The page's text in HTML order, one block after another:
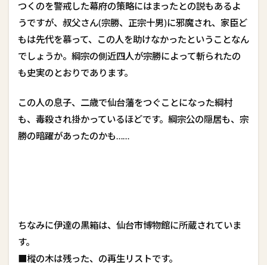
つくのを警戒した幕府の策略にはまったとの説もあるよ
うですが、叔父さん(宗勝、正宗十男)に邪魔され、家臣ど
もは先代を慕って、この人を助けなかったということなん
でしょうか。綱宗の側近四人が宗勝によって斬られたの
も史実のとおりであります。
この人の息子、二歳で仙台藩をつぐことになった綱村
も、毒殺され掛かっているほどです。綱宗公の隠居も、宗
勝の暗躍があったのかも……
ちなみに伊達の黒箱は、仙台市博物館に所蔵されていま
す。
■樅の木は残った、の再生リストです。